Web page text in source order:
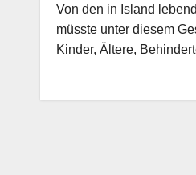
Währungsfonds
Von den in Island
müsste unter diesem
Kinder, Ältere,